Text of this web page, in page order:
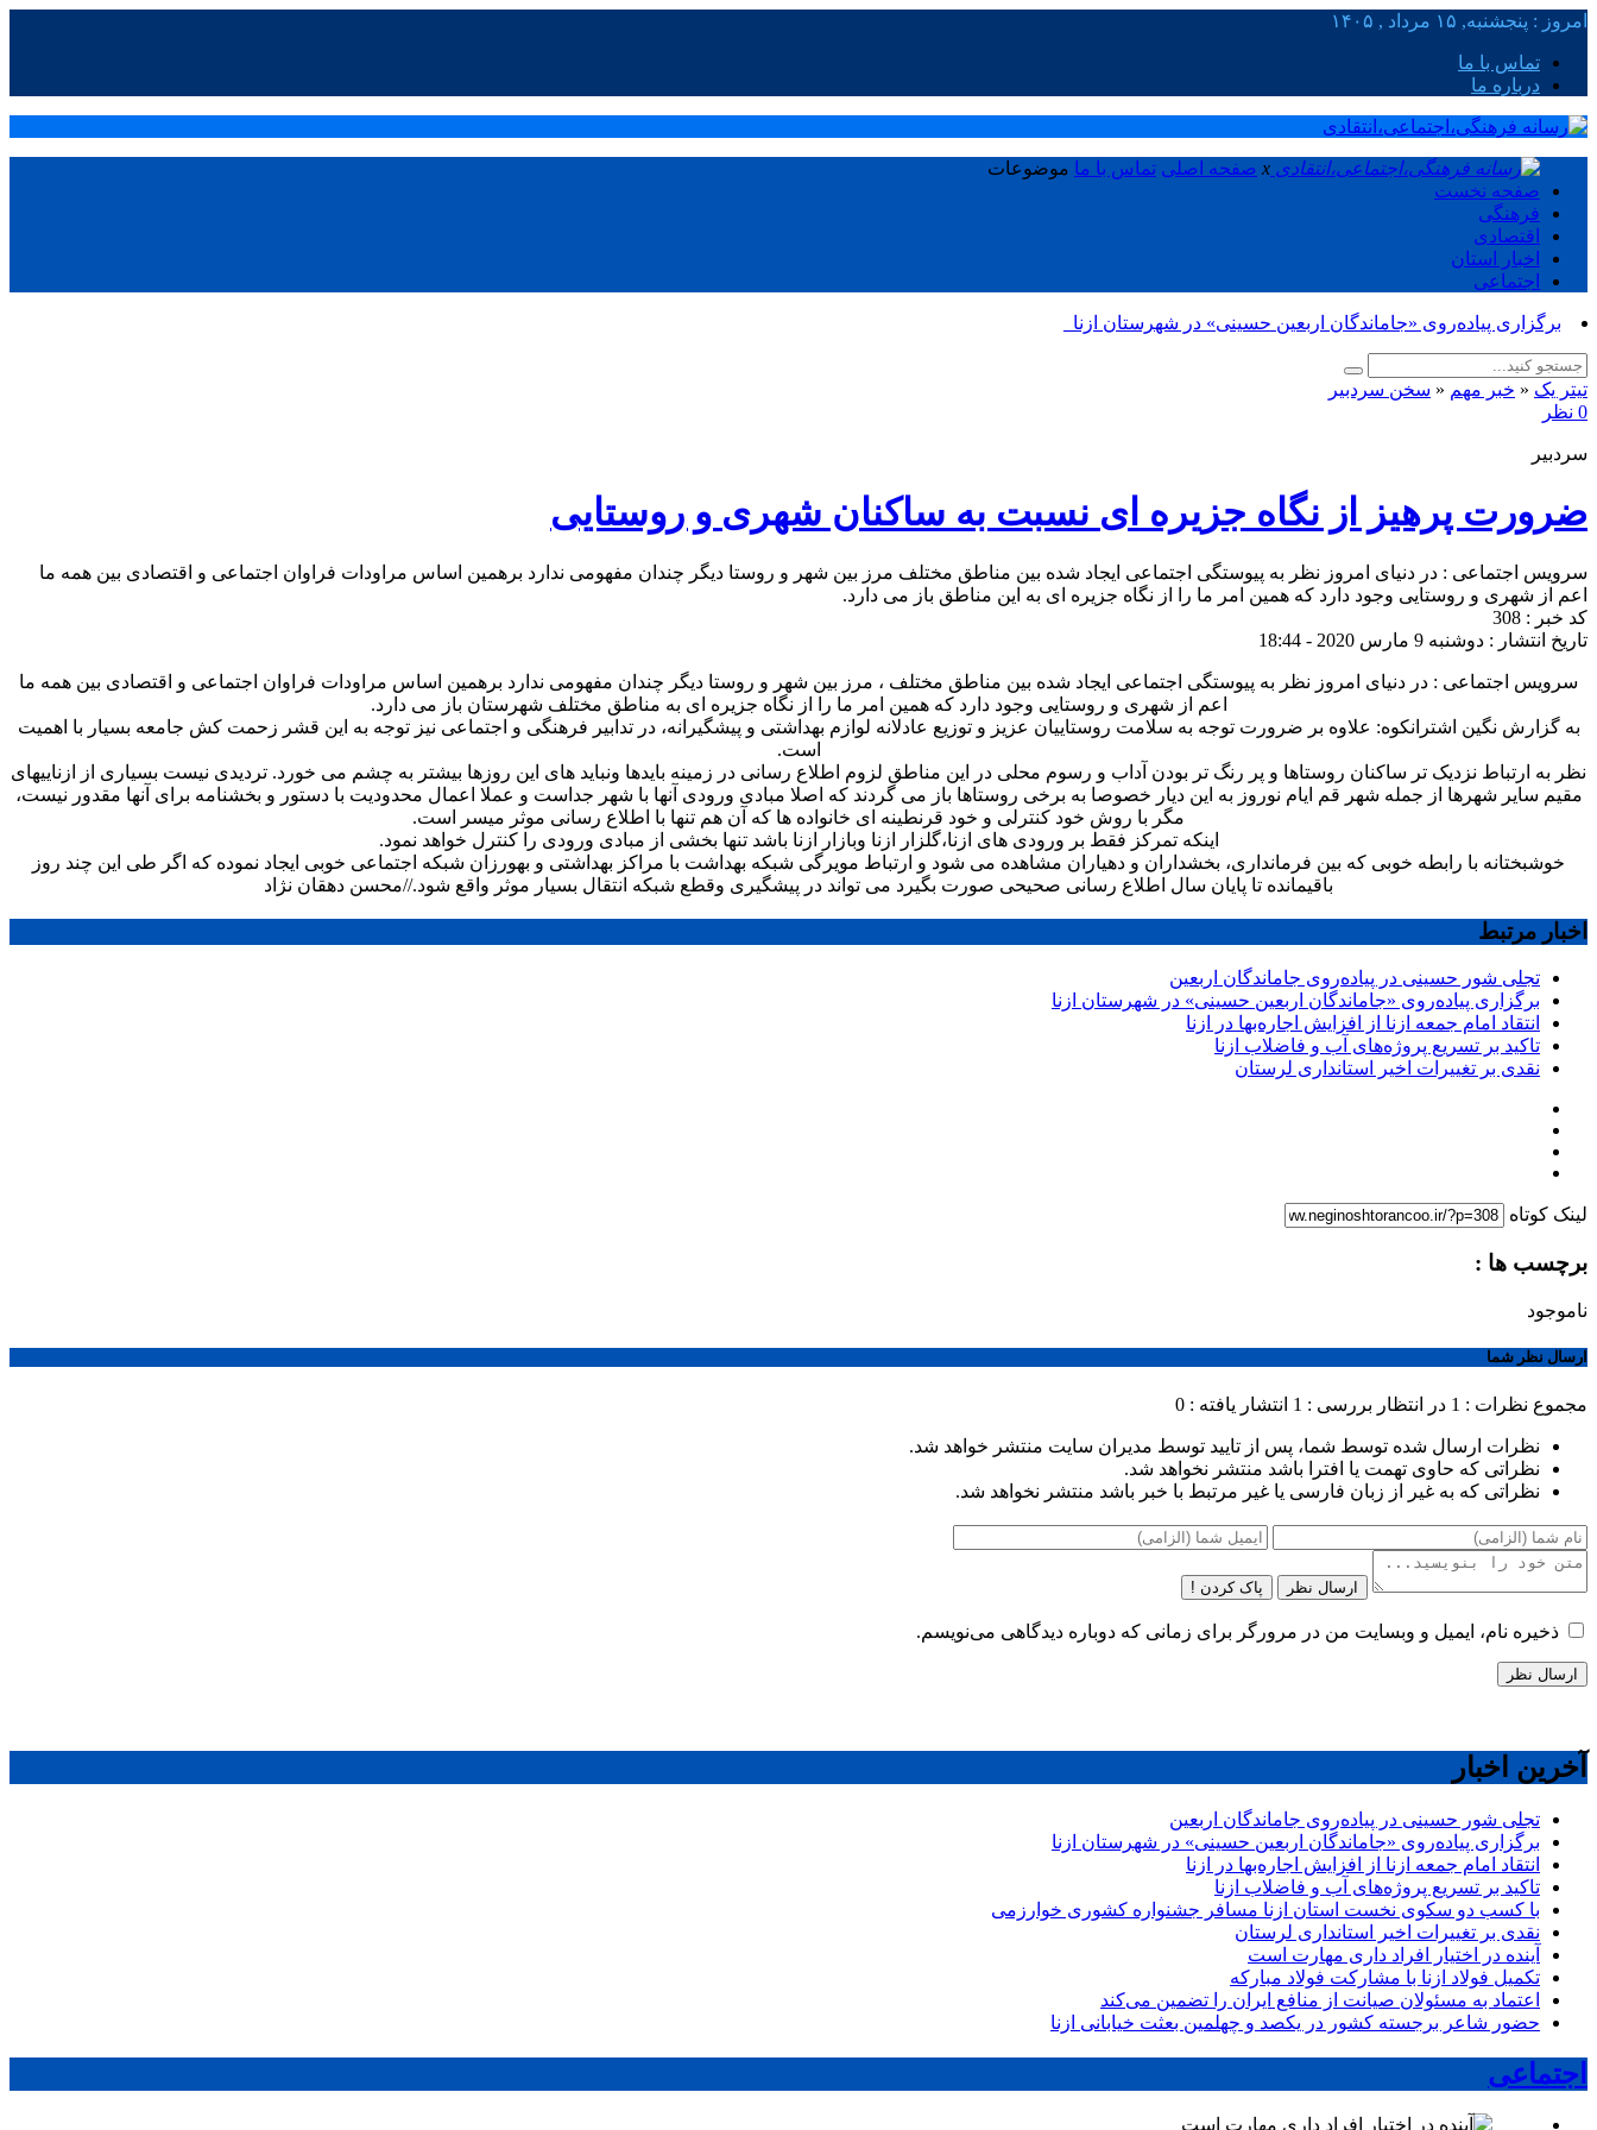
امروز : پنجشنبه, ۱۵ مرداد , ۱۴۰۵
تماس با ما
درباره ما
x صفحه اصلی تماس با ما موضوعات
صفحه نخست
فرهنگی
اقتصادی
اخبار استان
اجتماعی
برگزاری پیاده‌روی «جاماندگان اربعین حسینی» در شهرستان ازنا_
تیتر یک « خبر مهم « سخن سردبیر
0 نظر
سردبیر
ضرورت پرهیز از نگاه جزیره ای نسبت به ساکنان شهری و روستایی
سرویس اجتماعی : در دنیای امروز نظر به پیوستگی اجتماعی ایجاد شده بین مناطق مختلف مرز بین شهر و روستا دیگر چندان مفهومی ندارد برهمین اساس مراودات فراوان اجتماعی و اقتصادی بین همه ما
اعم از شهری و روستایی وجود دارد که همین امر ما را از نگاه جزیره ای به این مناطق باز می دارد.
کد خبر : 308
تاریخ انتشار : دوشنبه 9 مارس 2020 - 18:44
سرویس اجتماعی : در دنیای امروز نظر به پیوستگی اجتماعی ایجاد شده بین مناطق مختلف ، مرز بین شهر و روستا دیگر چندان مفهومی ندارد برهمین اساس مراودات فراوان اجتماعی و اقتصادی بین همه ما
اعم از شهری و روستایی وجود دارد که همین امر ما را از نگاه جزیره ای به مناطق مختلف شهرستان باز می دارد.
به گزارش نگین اشترانکوه: علاوه بر ضرورت توجه به سلامت روستاییان عزیز و توزیع عادلانه لوازم بهداشتی و پیشگیرانه، در تدابیر فرهنگی و اجتماعی نیز توجه به این قشر زحمت کش جامعه بسیار با اهمیت
است.
نظر به ارتباط نزدیک تر ساکنان روستاها و پر رنگ تر بودن آداب و رسوم محلی در این مناطق لزوم اطلاع رسانی در زمینه بایدها ونباید های این روزها بیشتر به چشم می خورد. تردیدی نیست بسیاری از ازناییهای
مقیم سایر شهرها از جمله شهر قم ایام نوروز به این دیار خصوصا به برخی روستاها باز می گردند که اصلا مبادی ورودی آنها با شهر جداست و عملا اعمال محدودیت با دستور و بخشنامه برای آنها مقدور نیست،
مگر با روش خود کنترلی و خود قرنطینه ای خانواده ها که آن هم تنها با اطلاع رسانی موثر میسر است.
اینکه تمرکز فقط بر ورودی های ازنا،گلزار ازنا وبازار ازنا باشد تنها بخشی از مبادی ورودی را کنترل خواهد نمود.
خوشبختانه با رابطه خوبی که بین فرمانداری، بخشداران و دهیاران مشاهده می شود و ارتباط مویرگی شبکه بهداشت با مراکز بهداشتی و بهورزان شبکه اجتماعی خوبی ایجاد نموده که اگر طی این چند روز
باقیمانده تا پایان سال اطلاع رسانی صحیحی صورت بگیرد می تواند در پیشگیری وقطع شبکه انتقال بسیار موثر واقع شود.//محسن دهقان نژاد
اخبار مرتبط
تجلی شور حسینی در پیاده‌روی جاماندگان اربعین
برگزاری پیاده‌روی «جاماندگان اربعین حسینی» در شهرستان ازنا
انتقاد امام جمعه ازنا از افزایش اجاره‌بها در ازنا
تاکید بر تسریع پروژه‌های آب و فاضلاب ازنا
نقدی بر تغییرات اخیر استانداری لرستان
لینک کوتاه
برچسب ها :
ناموجود
ارسال نظر شما
مجموع نظرات : 1 در انتظار بررسی : 1 انتشار یافته : 0
نظرات ارسال شده توسط شما، پس از تایید توسط مدیران سایت منتشر خواهد شد.
نظراتی که حاوی تهمت یا افترا باشد منتشر نخواهد شد.
نظراتی که به غیر از زبان فارسی یا غیر مرتبط با خبر باشد منتشر نخواهد شد.
ارسال نظر پاک کردن !
ذخیره نام، ایمیل و وبسایت من در مرورگر برای زمانی که دوباره دیدگاهی می‌نویسم.
آخرین اخبار
تجلی شور حسینی در پیاده‌روی جاماندگان اربعین
برگزاری پیاده‌روی «جاماندگان اربعین حسینی» در شهرستان ازنا
انتقاد امام جمعه ازنا از افزایش اجاره‌بها در ازنا
تاکید بر تسریع پروژه‌های آب و فاضلاب ازنا
با کسب دو سکوی نخست استان ازنا مسافر جشنواره کشوری خوارزمی
نقدی بر تغییرات اخیر استانداری لرستان
آینده در اختیار افراد داری مهارت است
تکمیل فولاد ازنا با مشارکت فولاد مبارکه
اعتماد به مسئولان صیانت از منافع ایران را تضمین می‌کند
حضور شاعر برجسته کشور در یکصد و چهلمین بعثت خیابانی ازنا
اجتماعی